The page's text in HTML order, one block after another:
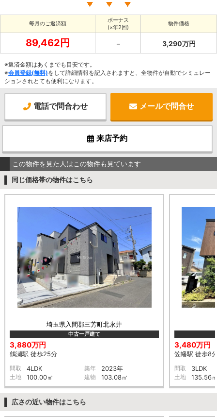
毎月のご返済額
ボーナス
(×年2回)
物件価格
89,462円 － 3,290万円
※返済金額はあくまでも目安です。
※会員登録(無料)をして詳細情報を記入されますと、全物件が自動でシミュレー
ションされとても便利になります。
電話で問合わせ メールで問合せ
来店予約
この物件を見た人はこの物件も見ています
同じ価格帯の物件はこちら
埼玉県入間郡三芳町北永井
中古一戸建て
3,880万円
鶴瀬駅 徒歩25分
間取 4LDK 築年 2023年
土地 100.00㎡ 建物 103.08㎡
3,480万円
笠幡駅 徒歩8
間取 3LDK
土地 135.56
広さの近い物件はこちら